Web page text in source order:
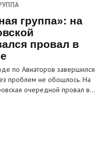
группа»: на
провал в
по Авиаторов завершился
проблем не обошлось. На
очередной провал в…